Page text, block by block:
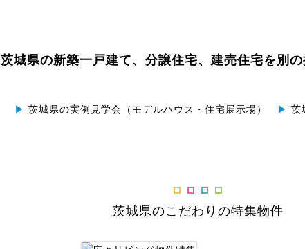
茨城県の新築一戸建て、分譲住宅、建売住宅を別
▶ 茨城県の実例見学会（モデルハウス・住宅展示場） ▶ 茨
茨城県のこだわりの特集物件